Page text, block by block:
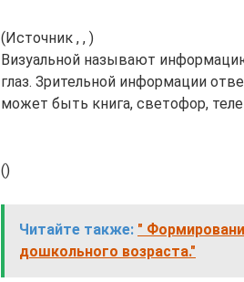
(Источник , , )
Визуальной называют
глаз. Зрительной информации
может быть книга, светофор,
()
Читайте также: "
дошкольного возраста."